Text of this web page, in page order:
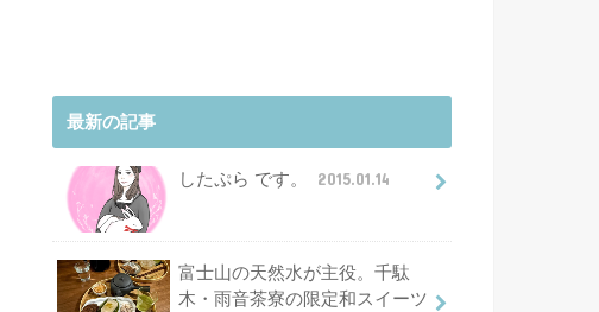
最新の記事
したぷら です。 2015.01.14
富士山の天然水が主役。千駄
木・雨音茶寮の限定和スイーツ